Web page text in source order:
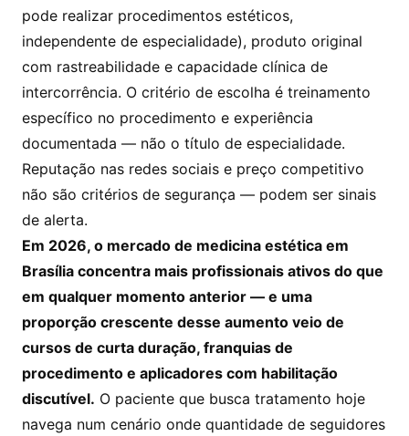
pode realizar procedimentos estéticos,
independente de especialidade), produto original
com rastreabilidade e capacidade clínica de
intercorrência. O critério de escolha é treinamento
específico no procedimento e experiência
documentada — não o título de especialidade.
Reputação nas redes sociais e preço competitivo
não são critérios de segurança — podem ser sinais
de alerta.
Em 2026, o mercado de medicina estética em
Brasília concentra mais profissionais ativos do que
em qualquer momento anterior — e uma
proporção crescente desse aumento veio de
cursos de curta duração, franquias de
procedimento e aplicadores com habilitação
discutível. O paciente que busca tratamento hoje
navega num cenário onde quantidade de seguidores